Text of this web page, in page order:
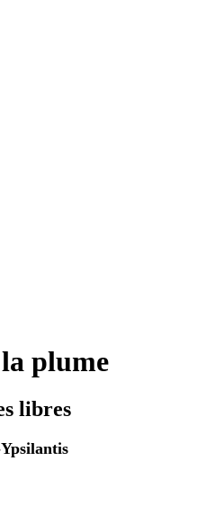
plume
libres